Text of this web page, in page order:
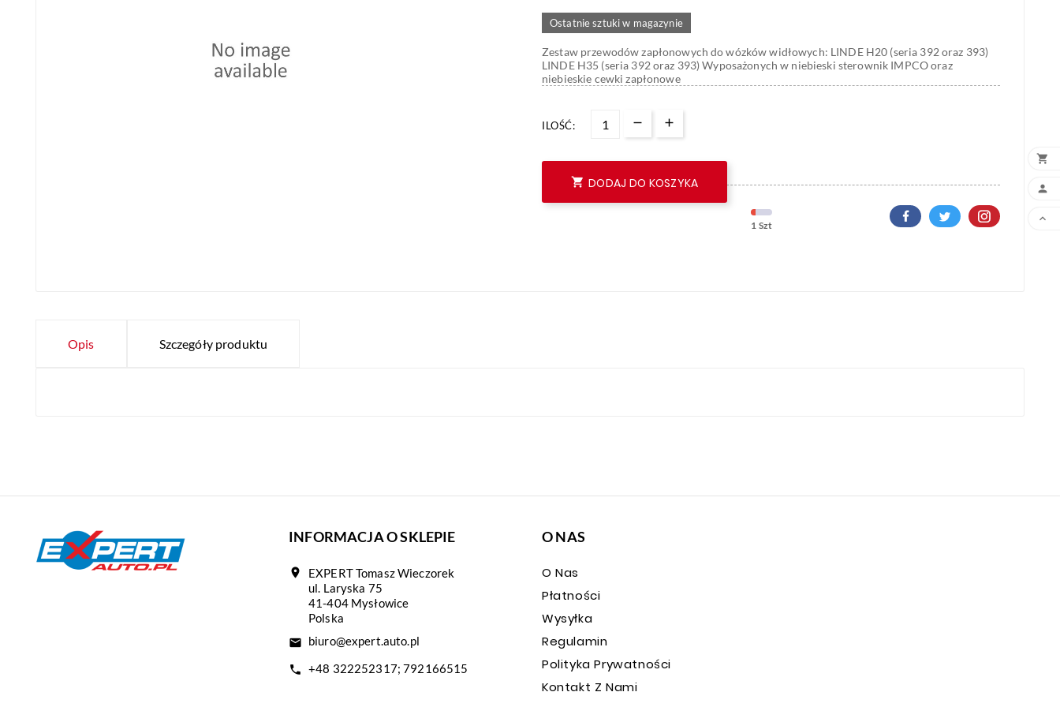
Ostatnie sztuki w magazynie
Zestaw przewodów zapłonowych do wózków widłowych: LINDE H20 (seria 392 oraz 393)
LINDE H35 (seria 392 oraz 393) Wyposażonych w niebieski sterownik IMPCO oraz
niebieskie cewki zapłonowe
ILOŚĆ:
 DODAJ DO KOSZYKA
1 Szt
Opis Szczegóły produktu
INFORMACJA O SKLEPIE
location_on
EXPERT Tomasz Wieczorek
ul. Laryska 75
41-404 Mysłowice
Polska
email biuro@expert.auto.pl
call +48 322252317; 792166515
O NAS
O Nas
Płatności
Wysyłka
Regulamin
Polityka Prywatności
Kontakt Z Nami


